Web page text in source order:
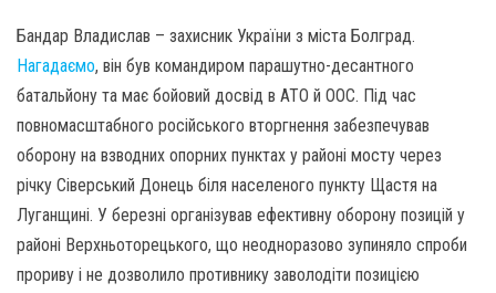
Бандар Владислав – захисник України з міста Болград.
Нагадаємо, він був командиром парашутно-десантного
батальйону та має бойовий досвід в АТО й ООС. Під час
повномасштабного російського вторгнення забезпечував
оборону на взводних опорних пунктах у районі мосту через
річку Сіверський Донець біля населеного пункту Щастя на
Луганщині. У березні організував ефективну оборону позицій у
районі Верхньоторецького, що неодноразово зупиняло спроби
прориву і не дозволило противнику заволодіти позицією